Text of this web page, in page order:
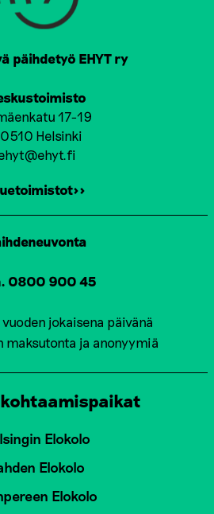
päihdetyö EHYT ry
17-19
Helsinki
0800 900 45
jokaisena päivänä
maksutonta ja anonyymiä
Elokolo
Elokolo
Elokolo